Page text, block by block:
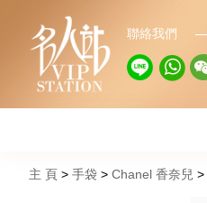
聯絡我們
主 頁 手袋 Chanel 香奈兒